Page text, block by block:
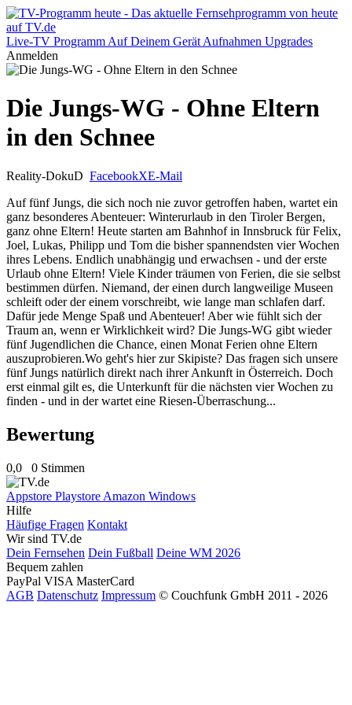
Live-TV Programm Auf Deinem Gerät Aufnahmen Upgrades
Anmelden
Die Jungs-WG - Ohne Eltern
in den Schnee
Reality-DokuD FacebookXE-Mail
Auf fünf Jungs, die sich noch nie zuvor getroffen haben, wartet ein
ganz besonderes Abenteuer: Winterurlaub in den Tiroler Bergen,
ganz ohne Eltern! Heute starten am Bahnhof in Innsbruck für Felix,
Joel, Lukas, Philipp und Tom die bisher spannendsten vier Wochen
ihres Lebens. Endlich unabhängig und erwachsen - und der erste
Urlaub ohne Eltern! Viele Kinder träumen von Ferien, die sie selbst
bestimmen dürfen. Niemand, der einen durch langweilige Museen
schleift oder der einem vorschreibt, wie lange man schlafen darf.
Dafür jede Menge Spaß und Abenteuer! Aber wie fühlt sich der
Traum an, wenn er Wirklichkeit wird? Die Jungs-WG gibt wieder
fünf Jugendlichen die Chance, einen Monat Ferien ohne Eltern
auszuprobieren.Wo geht's hier zur Skipiste? Das fragen sich unsere
fünf Jungs natürlich direkt nach ihrer Ankunft in Österreich. Doch
erst einmal gilt es, die Unterkunft für die nächsten vier Wochen zu
finden - und in der wartet eine Riesen-Überraschung...
Bewertung
0,0 0 Stimmen
Appstore Playstore Amazon Windows
Hilfe
Häufige Fragen Kontakt
Wir sind TV.de
Dein Fernsehen Dein Fußball Deine WM 2026
Bequem zahlen
PayPal VISA MasterCard
AGB Datenschutz Impressum © Couchfunk GmbH 2011 - 2026